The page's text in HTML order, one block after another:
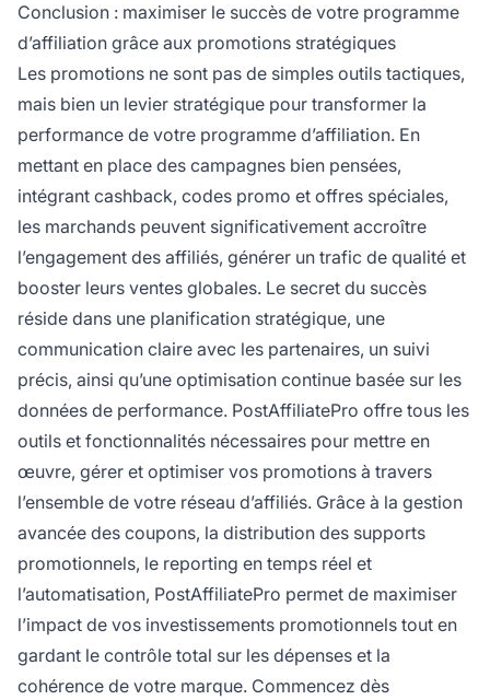
Conclusion : maximiser le succès de votre programme
d’affiliation grâce aux promotions stratégiques
Les promotions ne sont pas de simples outils tactiques,
mais bien un levier stratégique pour transformer la
performance de votre programme d’affiliation. En
mettant en place des campagnes bien pensées,
intégrant cashback, codes promo et offres spéciales,
les marchands peuvent significativement accroître
l’engagement des affiliés, générer un trafic de qualité et
booster leurs ventes globales. Le secret du succès
réside dans une planification stratégique, une
communication claire avec les partenaires, un suivi
précis, ainsi qu’une optimisation continue basée sur les
données de performance. PostAffiliatePro offre tous les
outils et fonctionnalités nécessaires pour mettre en
œuvre, gérer et optimiser vos promotions à travers
l’ensemble de votre réseau d’affiliés. Grâce à la gestion
avancée des coupons, la distribution des supports
promotionnels, le reporting en temps réel et
l’automatisation, PostAffiliatePro permet de maximiser
l’impact de vos investissements promotionnels tout en
gardant le contrôle total sur les dépenses et la
cohérence de votre marque. Commencez dès